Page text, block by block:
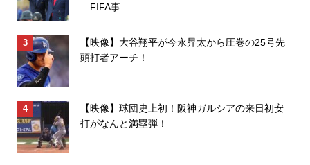
…FIFA事...
【映像】大谷翔平が今永昇太から圧巻の25号先
頭打者アーチ！
【映像】球団史上初！阪神ガルシアの来日初安
打がなんと満塁弾！